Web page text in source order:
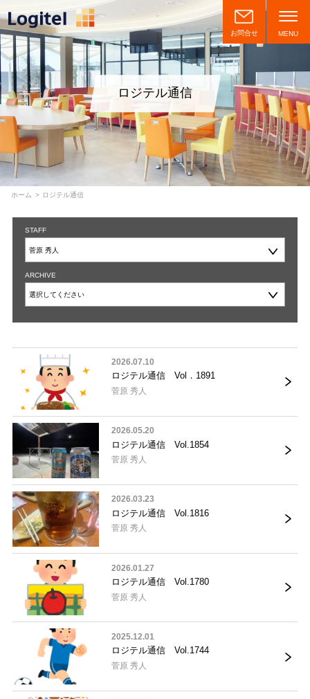
お問合せ MENU
ロジテル通信
ホーム ロジテル通信
STAFF
ARCHIVE
2026.07.10
ロジテル通信 Vol．1891
菅原 秀人
2026.05.20
ロジテル通信 Vol.1854
菅原 秀人
2026.03.23
ロジテル通信 Vol.1816
菅原 秀人
2026.01.27
ロジテル通信 Vol.1780
菅原 秀人
2025.12.01
ロジテル通信 Vol.1744
菅原 秀人